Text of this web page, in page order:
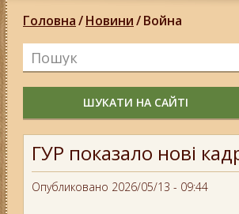
Головна/Новини/Война
ШУКАТИ НА САЙТІ
ГУР показало нові
Опубликовано 2026/05/13 - 09:44